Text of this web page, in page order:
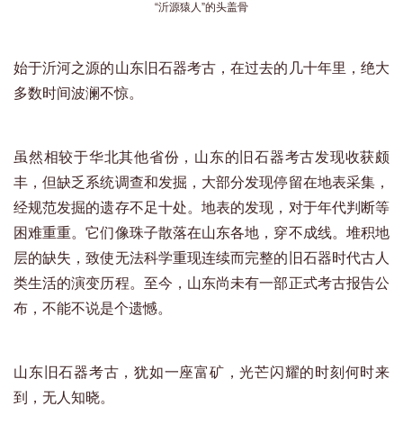
“沂源猿人”的头盖骨
始于沂河之源的山东旧石器考古，在过去的几十年里，绝大
多数时间波澜不惊。
虽然相较于华北其他省份，山东的旧石器考古发现收获颇
丰，但缺乏系统调查和发掘，大部分发现停留在地表采集，
经规范发掘的遗存不足十处。地表的发现，对于年代判断等
困难重重。它们像珠子散落在山东各地，穿不成线。堆积地
层的缺失，致使无法科学重现连续而完整的旧石器时代古人
类生活的演变历程。至今，山东尚未有一部正式考古报告公
布，不能不说是个遗憾。
山东旧石器考古，犹如一座富矿，光芒闪耀的时刻何时来
到，无人知晓。